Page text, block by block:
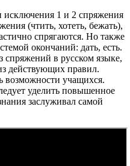
исключения 1 и 2 спряжения
(чтить, хотеть, бежать),
спрягаются. Но также
окончаний: дать, есть.
в русском языке,
действующих правил.
возможности учащихся.
уделить повышенное
заслуживал самой